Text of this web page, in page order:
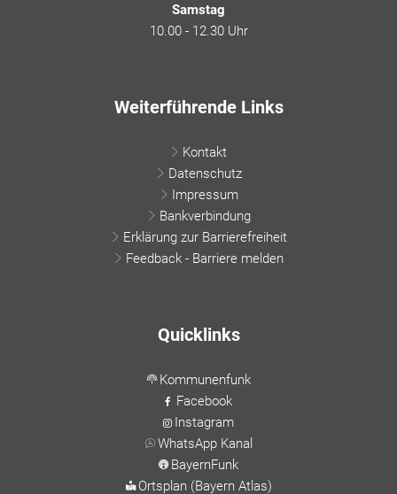
Samstag
10.00 - 12.30 Uhr
Weiterführende Links
Kontakt
Datenschutz
Impressum
Bankverbindung
Erklärung zur Barrierefreiheit
Feedback - Barriere melden
Quicklinks
Kommunenfunk
Facebook
Instagram
WhatsApp Kanal
BayernFunk
Ortsplan (Bayern Atlas)